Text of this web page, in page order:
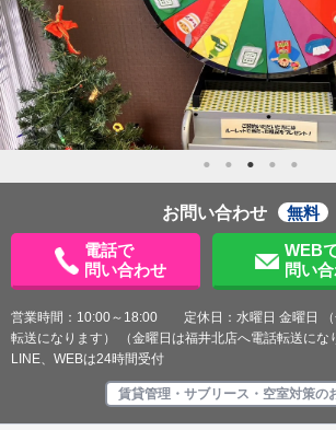
お問い合わせ
無料
電話で
問い合わせ
WEB
問い
営業時間：10:00～18:00 定休日：水曜日 金曜日 （
転送になります） （金曜日は福井北店へ電話転送にな
LINE、WEBは24時間受付
賃貸管理・サブリース・空室対策の